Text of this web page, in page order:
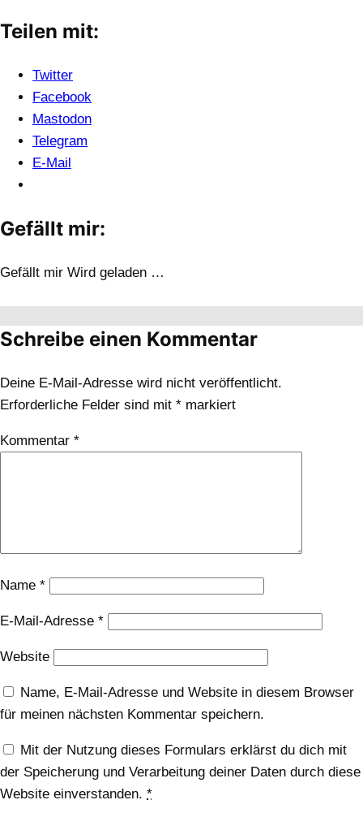
Teilen mit:
Twitter
Facebook
Mastodon
Telegram
E-Mail
Gefällt mir:
Gefällt mir Wird geladen …
Schreibe einen Kommentar
Deine E-Mail-Adresse wird nicht veröffentlicht.
Erforderliche Felder sind mit * markiert
Kommentar *
Name *
E-Mail-Adresse *
Website
Name, E-Mail-Adresse und Website in diesem Browser
für meinen nächsten Kommentar speichern.
Mit der Nutzung dieses Formulars erklärst du dich mit
der Speicherung und Verarbeitung deiner Daten durch diese
Website einverstanden. *